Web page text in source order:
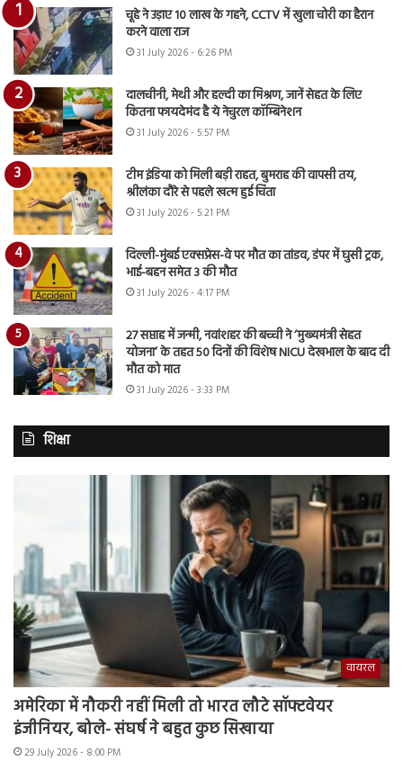
चूहे ने उड़ाए 10 लाख के गहने, CCTV में खुला चोरी का हैरान
करने वाला राज
31 July 2026 - 6:26 PM
दालचीनी, मेथी और हल्दी का मिश्रण, जानें सेहत के लिए
कितना फायदेमंद है ये नेचुरल कॉम्बिनेशन
31 July 2026 - 5:57 PM
टीम इंडिया को मिली बड़ी राहत, बुमराह की वापसी तय,
श्रीलंका दौरे से पहले खत्म हुई चिंता
31 July 2026 - 5:21 PM
दिल्ली-मुंबई एक्सप्रेस-वे पर मौत का तांडव, डंपर में घुसी ट्रक,
भाई-बहन समेत 3 की मौत
31 July 2026 - 4:17 PM
27 सप्ताह में जन्मी, नवांशहर की बच्ची ने ‘मुख्यमंत्री सेहत
योजना’ के तहत 50 दिनों की विशेष NICU देखभाल के बाद दी
मौत को मात
31 July 2026 - 3:33 PM
शिक्षा
वायरल
अमेरिका में नौकरी नहीं मिली तो भारत लौटे सॉफ्टवेयर
इंजीनियर, बोले- संघर्ष ने बहुत कुछ सिखाया
29 July 2026 - 8:00 PM